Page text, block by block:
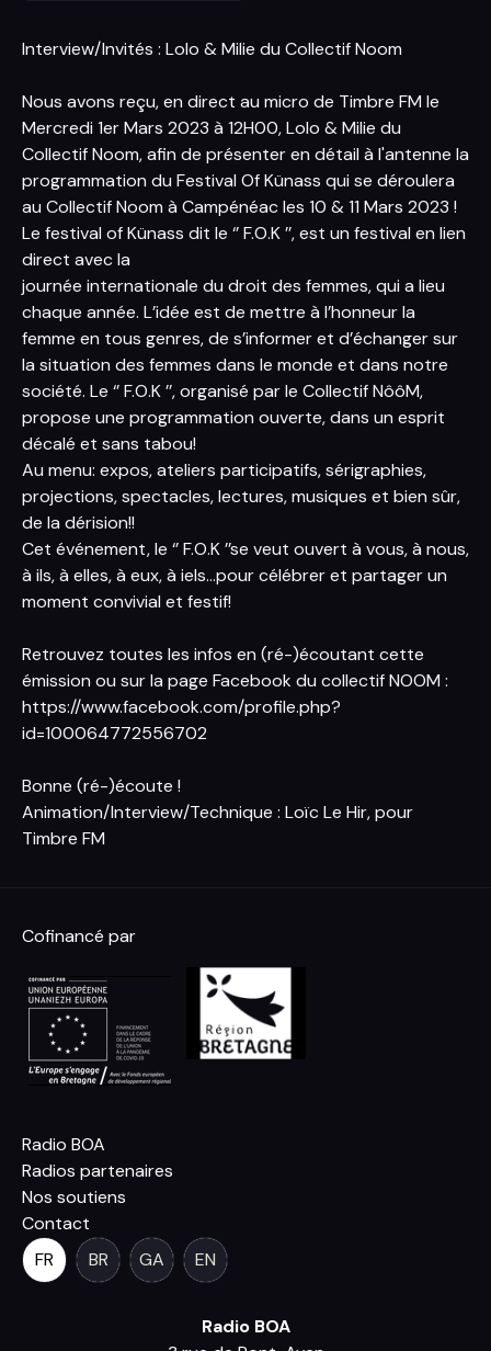
Interview/Invités : Lolo & Milie du Collectif Noom
Nous avons reçu, en direct au micro de Timbre FM le
Mercredi 1er Mars 2023 à 12H00, Lolo & Milie du
Collectif Noom, afin de présenter en détail à l'antenne la
programmation du Festival Of Künass qui se déroulera
au Collectif Noom à Campénéac les 10 & 11 Mars 2023 !
Le festival of Künass dit le ‘’ F.O.K ’’, est un festival en lien
direct avec la
journée internationale du droit des femmes, qui a lieu
chaque année. L’idée est de mettre à l’honneur la
femme en tous genres, de s’informer et d’échanger sur
la situation des femmes dans le monde et dans notre
société. Le ‘’ F.O.K ’’, organisé par le Collectif NôôM,
propose une programmation ouverte, dans un esprit
décalé et sans tabou!
Au menu: expos, ateliers participatifs, sérigraphies,
projections, spectacles, lectures, musiques et bien sûr,
de la dérision!!
Cet événement, le ‘’ F.O.K ’’se veut ouvert à vous, à nous,
à ils, à elles, à eux, à iels...pour célébrer et partager un
moment convivial et festif!
Retrouvez toutes les infos en (ré-)écoutant cette
émission ou sur la page Facebook du collectif NOOM :
https://www.facebook.com/profile.php?
id=100064772556702
Bonne (ré-)écoute !
Animation/Interview/Technique : Loïc Le Hir, pour
Timbre FM
Cofinancé par
Radio BOA
Radios partenaires
Nos soutiens
Contact
FR
BR GA EN
Radio BOA